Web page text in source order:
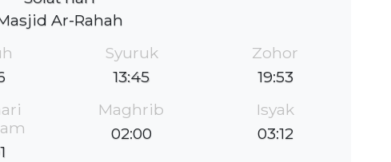
Ar-Rahah
Syuruk
13:45
Zohor
19:53
Maghrib
02:00
Isyak
03:12